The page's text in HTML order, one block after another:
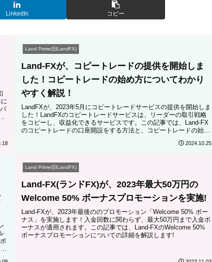
LinkedIn コピー
Land Prime(旧LandFX)
Land-FXが、コピートレードの提供を開始しま
した！コピートレードの始め方についてわかり
やすく解説！
LandFXが、2023年5月にコピートレードサービスの提供を開始しま
した！LandFXのコピートレードサービスは、リーダーの取引戦略
をコピーし、収益化できるサービスです。この記事では、Land-FX
のコピートレードの口座開設をする方法と、コピートレードの始め
2024.10.25
Land Prime(旧LandFX)
Land-FX(ランドFX)が、2023年最大50万円の
Welcome 50% ボーナスプロモーションを実施!
Land-FXが、2023年最後ののプロモーション「Welcome 50% ボー
ナス」を実施します！入金回数に関わらず、最大50万円まで入金ボ
ーナスが適用されます。この記事では、Land-FXのWelcome 50%
ボーナスプロモーションについての詳細を解説します!